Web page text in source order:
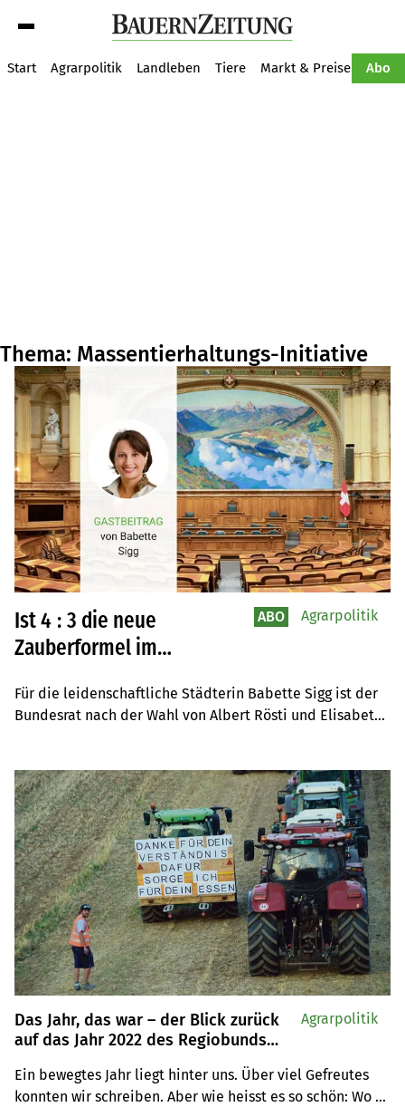
Start Agrarpolitik Landleben Tiere Markt & Preise Abo
Thema: Massentierhaltungs-Initiative
Ist 4 : 3 die neue
Zauberformel im
Für die leidenschaftliche Städterin Babette Sigg ist der
Bundesrat nach der Wahl von Albert Rösti und Elisabeth
der Bevölkerung nur noch 3 Prozent ausmacht, massiv
übervertreten. Die Präsidentin des Konsumentenforums
sieht aber auch positive Aspekte.
ABO Agrarpolitik
Das Jahr, das war – der Blick zurück
auf das Jahr 2022 des Regiobunds
Teil 1
Ein bewegtes Jahr liegt hinter uns. Über viel Gefreutes
konnten wir schreiben. Aber wie heisst es so schön: Wo
Agrarpolitik